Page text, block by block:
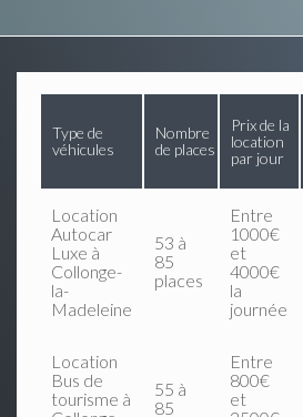
Type de
véhicules
Nombre
de places
Prix de la
location
par jour
Location
Autocar
Luxe à
Collonge-
la-
Madeleine
53 à
85
places
Entre
1000€
et
4000€
la
journée
Location
Bus de
tourisme à
55 à
85
Entre
800€
et